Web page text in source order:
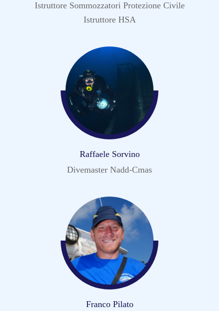
Istruttore Sommozzatori Protezione Civile
Istruttore HSA
Raffaele Sorvino
Divemaster Nadd-Cmas
Franco Pilato